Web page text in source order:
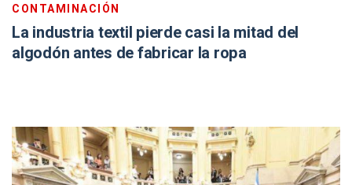
CONTAMINACIÓN
La industria textil pierde casi la mitad del
algodón antes de fabricar la ropa